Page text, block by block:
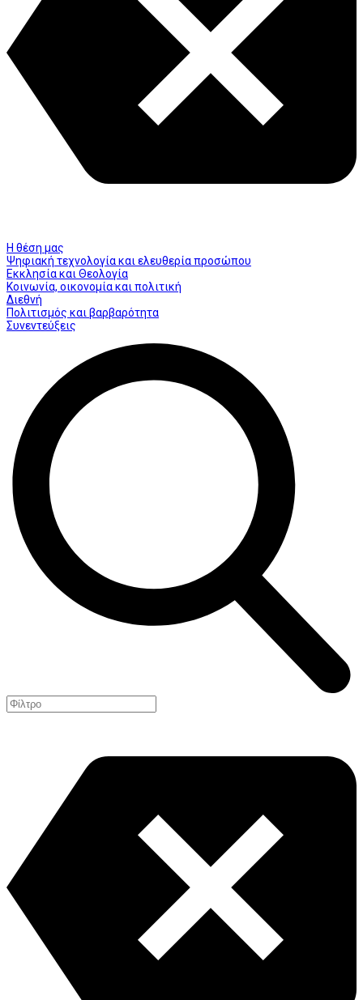
Η θέση μας
Ψηφιακή τεχνολογία και ελευθερία προσώπου
Εκκλησία και Θεολογία
Κοινωνία, οικονομία και πολιτική
Διεθνή
Πολιτισμός και βαρβαρότητα
Συνεντεύξεις